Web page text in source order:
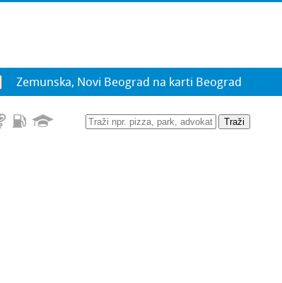
Zemunska, Novi Beograd na karti Beograd
Traži